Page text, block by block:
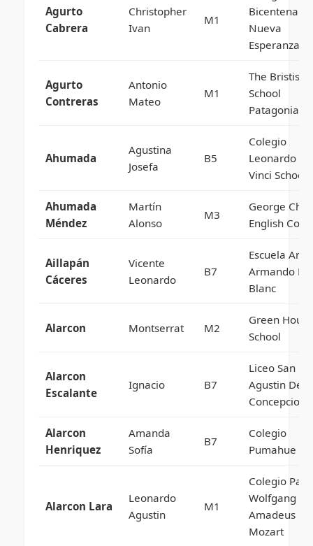
Agurto
Cabrera
Christopher
Ivan
M1
Bicentenario
Nueva
Esperanza
Agurto
Contreras
Antonio
Mateo
M1
The Bristish
School
Patagonia
Ahumada
Agustina
Josefa
B5
Colegio
Leonardo Da
Vinci School
Ahumada
Méndez
Martín
Alonso
M3
George
English
Aillapán
Cáceres
Vicente
Leonardo
B7
Escuela
Armando
Blanc
Alarcon Montserrat M2
Green House
School
Alarcon
Escalante
Ignacio B7
Liceo San
Agustin De
Concepcion
Alarcon
Henriquez
Amanda
Sofía
B7
Colegio
Pumahue
Alarcon Lara
Leonardo
Agustin
M1
Colegio
Wolfgang
Amadeus
Mozart